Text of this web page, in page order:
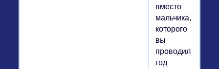
вместо
мальчика,
которого
вы
проводили
год